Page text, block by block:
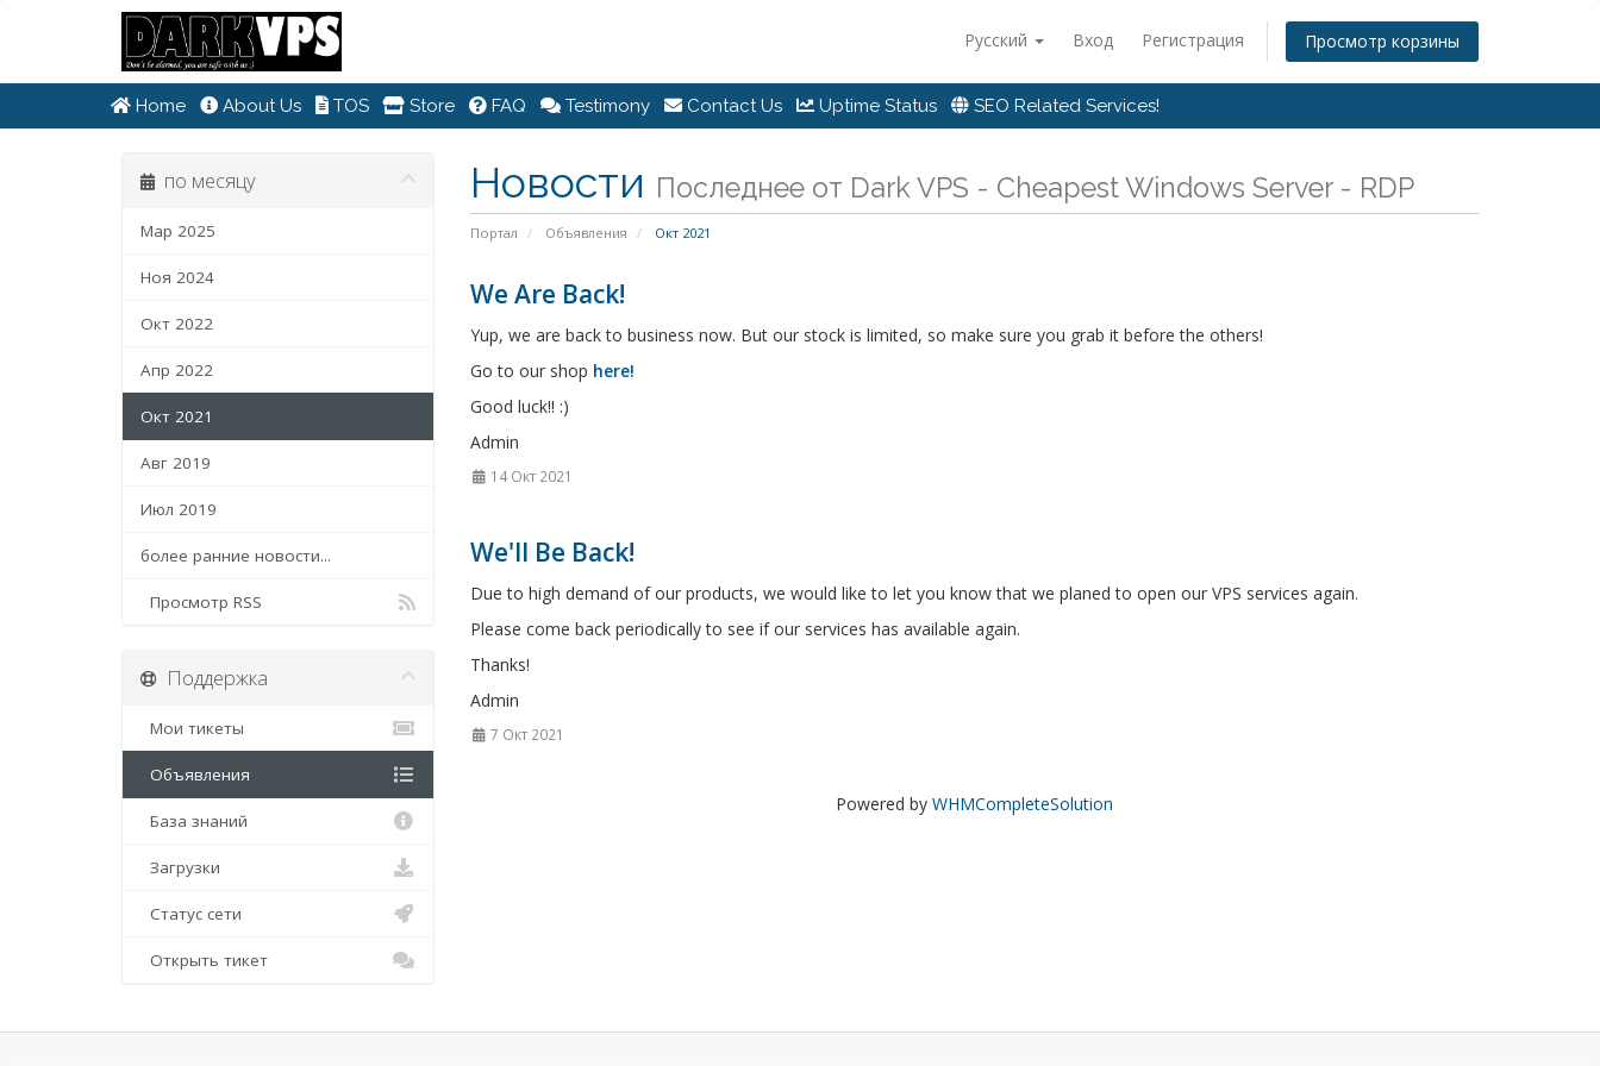
Русский Вход Регистрация Просмотр корзины
Home About Us TOS Store FAQ Testimony Contact Us Uptime Status SEO Related Services!
Новости Последнее от Dark VPS - Cheapest Windows Server - RDP
Портал Объявления Окт 2021
по месяцу
Мар 2025
Ноя 2024
Окт 2022
Апр 2022
Окт 2021
Авг 2019
Июл 2019
более ранние новости...
Просмотр RSS
We Are Back!
Yup, we are back to business now. But our stock is limited, so make sure you grab it before the others!
Go to our shop here!
Good luck!! :)
Admin
14 Окт 2021
We'll Be Back!
Due to high demand of our products, we would like to let you know that we planed to open our VPS services again.
Please come back periodically to see if our services has available again.
Thanks!
Admin
7 Окт 2021
Powered by WHMCompleteSolution
Поддержка
Мои тикеты
Объявления
База знаний
Загрузки
Статус сети
Открыть тикет